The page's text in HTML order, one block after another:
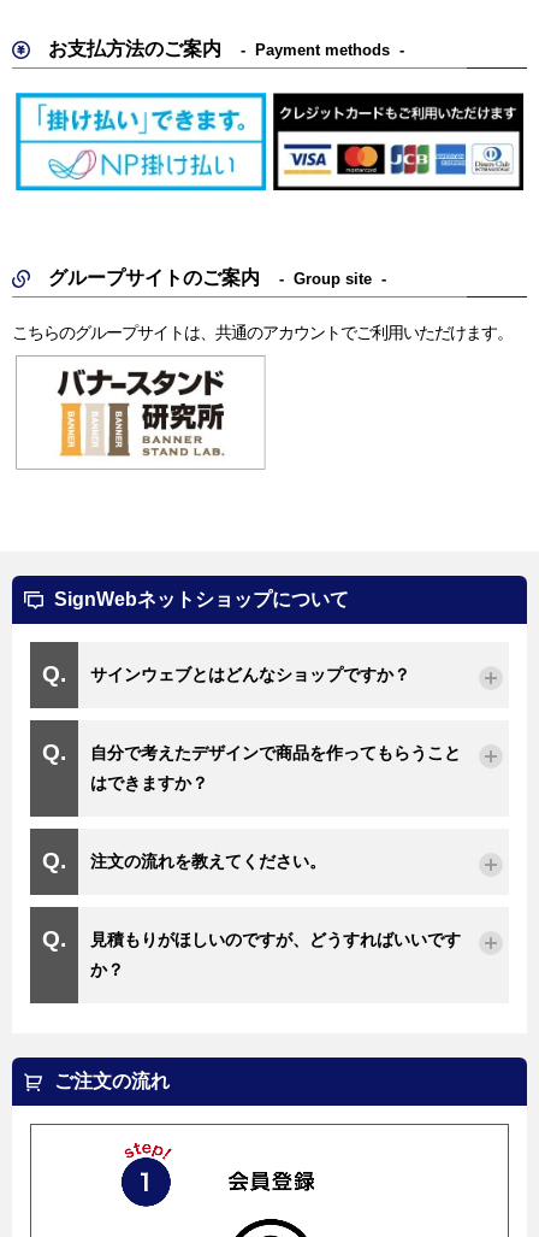
お支払方法のご案内 Payment methods
グループサイトのご案内 Group site
こちらのグループサイトは、共通のアカウントでご利用いただけます。
SignWebネットショップについて
サインウェブとはどんなショップですか？
自分で考えたデザインで商品を作ってもらうこと
はできますか？
注文の流れを教えてください。
見積もりがほしいのですが、どうすればいいです
か？
ご注文の流れ